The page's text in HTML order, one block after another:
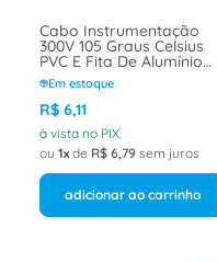
Cabo Instrumentação
300V 105 Graus Celsius
PVC E Fita De Alumínio
Poliéster 1px1mm Preto
201MA Poliron Belden
Em estoque
R$ 6,11
à vista no PIX
ou 1 de R$ 6,79 sem juros
adicionar ao carrinho